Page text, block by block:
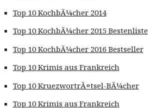
Top 10 KochbÃ¼cher 2014
Top 10 KochbÃ¼cher 2015 Bestenliste
Top 10 KochbÃ¼cher 2016 Bestseller
Top 10 Krimis aus Frankreich
Top 10 KruezwortrÃ¤tsel-BÃ¼cher
Top 10 Krimis aus Frankreich